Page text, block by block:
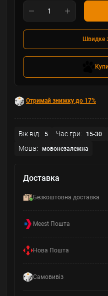
Швидке
Отримай знижку до 17%
Вік від: 5 Час гри: 15-30
Мова: мовонезалежна
Доставка
Безкоштовна доставка
Meest Пошта
Нова Пошта
Самовивіз